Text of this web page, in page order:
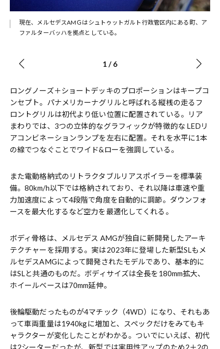
現在、メルセデスAMＧはシュトゥットガルト行政管区内にある町、ア
ファルターバッハを拠点としている。
1 / 6
ロングノーズ＋ショートデッキのプロポーションはキープコ
ンセプト。パナメリカーナグリルと呼ばれる縦桟の走るフ
ロントグリルは初代より低い位置に配置されている。リア
まわりでは、3つの立体的なグラフィックが特徴的な LEDリ
アコンビネーションランプを左右に配置。それを水平に1本
の線でつなぐことでワイド&ローを強調している。
また電動格納式のリトラクタブルリアスポイラーを標準装
備。80km/h以下では格納されており、それ以降は車速や重
力加速度によって4段階で角度を自動的に調節。ダウンフォ
ースを最大化するなど空力を最適化してくれる。
ボディ骨格は、メルセデス AMGが独自に新開発したアーキ
テクチャーを採用する。実は2023年に登場した新型SLもメ
ルセデスAMGによって開発されたモデルであり、基本的に
はSLと共通のものだ。ボディサイズは全長を180mm拡大、
ホイールベースは70mm延伸。
後輪駆動だったものが4マチック（4WD）になり、それもあ
って車両重量は1940kgに増加と、スペックだけをみてもキ
ャラクターが変化したことがわかる。ついでにいえば、初代
は2シーターだったが、新型では実用性アップのため2＋2の